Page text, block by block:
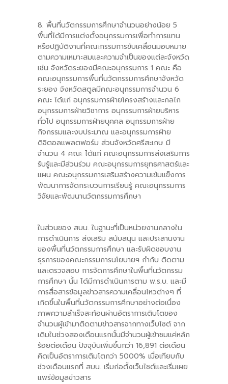
8. พื้นที่นวัตกรรมการศึกษาจำนวนอย่างน้อย 5
พื้นที่ได้มีการแต่งตั้งอนุกรรมการเพื่อทำการแทน
หรือปฏิบัติงานที่คณะกรรมการขับเคลื่อนมอบหมาย
ตามความเหมาะสมและความจำเป็นของแต่ละจังหวัด
เช่น จังหวัดระยองมีคณะอนุกรรมการ 1 คณะ คือ
คณะอนุกรรมการพื้นที่นวัตกรรมการศึกษาจังหวัด
ระยอง จังหวัดสตูลมีคณะอนุกรรมการจำนวน 6
คณะ ได้แก่ อนุกรรมการฝ่ายโครงสร้างและกลไก
อนุกรรมการฝ่ายวิชาการ อนุกรรมการฝ่ายบริหาร
ทั่วไป อนุกรรมการฝ่ายบุคคล อนุกรรมการฝ่าย
กิจกรรมและงบประมาณ และอนุกรรมการฝ่าย
ดิจิตอลแพลตฟอร์ม ส่วนจังหวัดศรีสะเกษ มี
จำนวน 4 คณะ ได้แก่ คณะอนุกรรมการส่งเสริมการ
รับรู้และมีส่วนร่วม คณะอนุกรรมการยุทธศาสตร์และ
แผน คณะอนุกรรมการเสริมสร้างความเข้มแข็งการ
พัฒนาการจัดกระบวนการเรียนรู้ คณะอนุกรรมการ
วิจัยและพัฒนานวัตกรรมการศึกษา
ในส่วนของ สบน. ในฐานะที่เป็นหน่วยงานกลางใน
การดำเนินการ ส่งเสริม สนับสนุน และประสานงาน
ของพื้นที่นวัตกรรมการศึกษา และรับผิดชอบงาน
ธุรการของคณะกรรมการนโยบายฯ กำกับ ติดตาม
และตรวจสอบ การจัดการศึกษาในพื้นที่นวัตกรรม
การศึกษา นั้น ได้มีการดำเนินการตาม พ.ร.บ. และมี
การสื่อสารข้อมูลข่าวสารความเคลื่อนไหวต่างๆ ที่
เกิดขึ้นในพื้นที่นวัตกรรมการศึกษาอย่างต่อเนื่อง
ภาพความสำเร็จสะท้อนผ่านอัตราการเติบโตของ
จำนวนผู้เข้ามาติดตามข่าวสารจากทางเว็บไซต์ จาก
เดิมในช่วงสองเดือนแรกนั้นมีจำนวนผู้เข้าชมแค่หลัก
ร้อยต่อเดือน ปัจจุบันเพิ่มขึ้นกว่า 16,891 ต่อเดือน
คิดเป็นอัตราการเติมโตกว่า 5000% เมื่อเทียบกับ
ช่วงเดือนแรกที่ สบน. เริ่มก่อตั้งเว็บไซต์และเริ่มเผย
แพร่ข้อมูลข่าวสาร